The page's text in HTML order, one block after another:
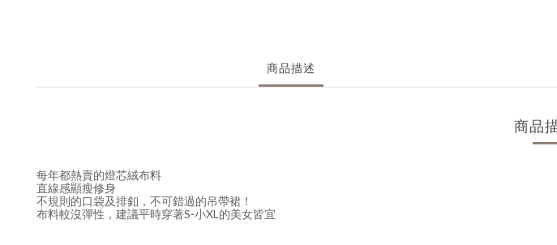
商品描述
商品
每年都熱賣的燈芯絨布料
直線感顯瘦修身
不規則的口袋及排釦，不可錯過的吊帶裙！
布料較沒彈性，建議平時穿著S-小XL的美女皆宜